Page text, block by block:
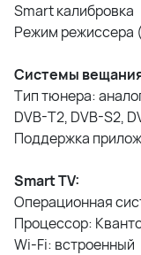
Smart калибровка
Режим режиссера
Системы
Тип тюнера:
DVB-T2, DVB-S2,
Поддержка
Smart TV:
Операционная
Процессор:
Wi-Fi: встроенный